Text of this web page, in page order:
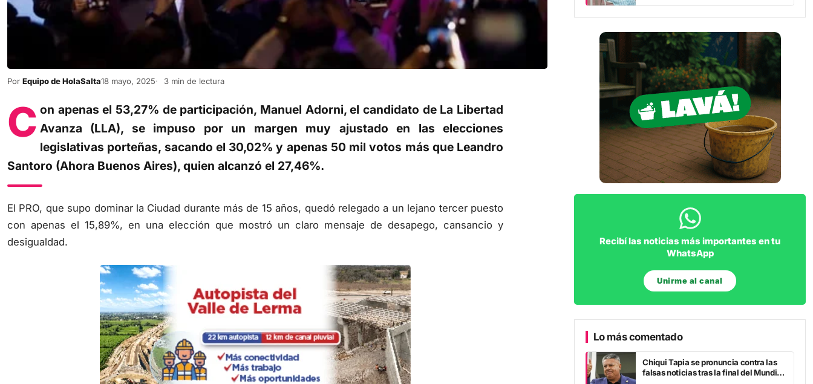
Por Equipo de HolaSalta18 mayo, 2025 3 min de lectura
C on apenas el 53,27% de participación, Manuel Adorni, el candidato de La Libertad
Avanza (LLA), se impuso por un margen muy ajustado en las elecciones
legislativas porteñas, sacando el 30,02% y apenas 50 mil votos más que Leandro
Santoro (Ahora Buenos Aires), quien alcanzó el 27,46%.
El PRO, que supo dominar la Ciudad durante más de 15 años, quedó relegado a un lejano tercer puesto
con apenas el 15,89%, en una elección que mostró un claro mensaje de desapego, cansancio y
desigualdad.
Recibí las noticias más importantes en tu
WhatsApp
Unirme al canal
Lo más comentado
Chiqui Tapia se pronuncia contra las
falsas noticias tras la final del Mundial